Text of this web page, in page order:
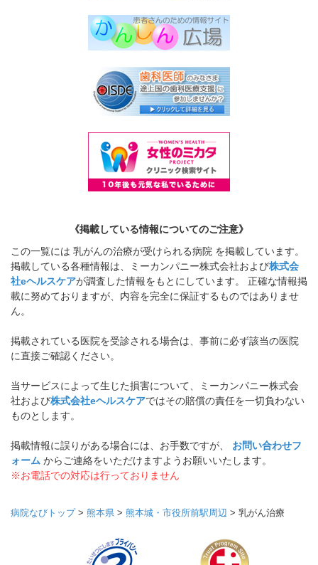
《掲載している情報についてのご注意》
この一覧には 乳がんの治療が受けられる病院 を掲載しています。
掲載している各種情報は、ミーカンパニー株式会社および株式会
社eヘルスケアが調査した情報をもとにしています。 正確な情報掲
載に努めておりますが、内容を完全に保証するものではありませ
ん。
掲載されている医院を受診される場合は、事前に必ず該当の医院
に直接ご確認ください。
当サービスによって生じた損害について、ミーカンパニー株式会
社および株式会社eヘルスケアではその賠償の責任を一切負わない
ものとします。
掲載情報に誤りがある場合には、お手数ですが、 お問い合わせフ
ォーム からご連絡をいただけますようお願いいたします。
※お電話での対応は行っておりません
病院なびトップ> 熊本県 > 熊本城・市役所前駅周辺 > 乳がん治療